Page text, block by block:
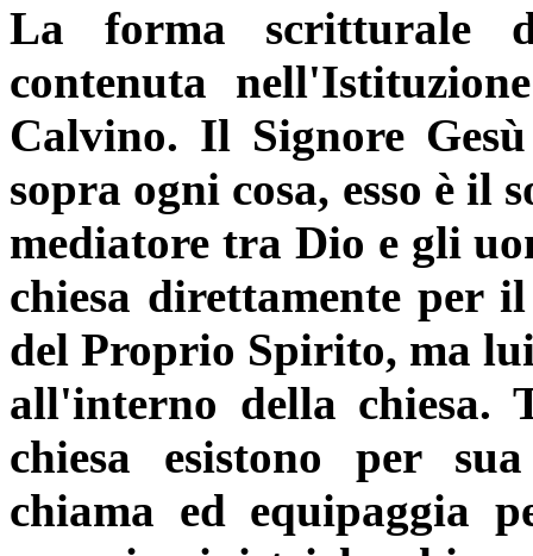
La forma scritturale
contenuta
Calvino. Il Signore
sopra ogni cosa, esso è il
mediatore tra Dio e gli
chiesa direttamente per
del Proprio Spirito, ma
all'interno della
chiesa esistono per
chiama ed equipaggia